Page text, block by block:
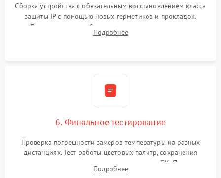
Сборка устройства с обязательным восстановлением класса
защиты IP с помощью новых герметиков и прокладок.
Программная калибровка матрицы по эталонному
абсолютно черному телу для точного измерения температур.
Подробнее
6. Финальное тестирование
Проверка погрешности замеров температуры на разных
дистанциях. Тест работы цветовых палитр, сохранения
термограмм в память и передачи данных на ПК. Проверка
автономности работы и итоговый контроль качества.
Подробнее